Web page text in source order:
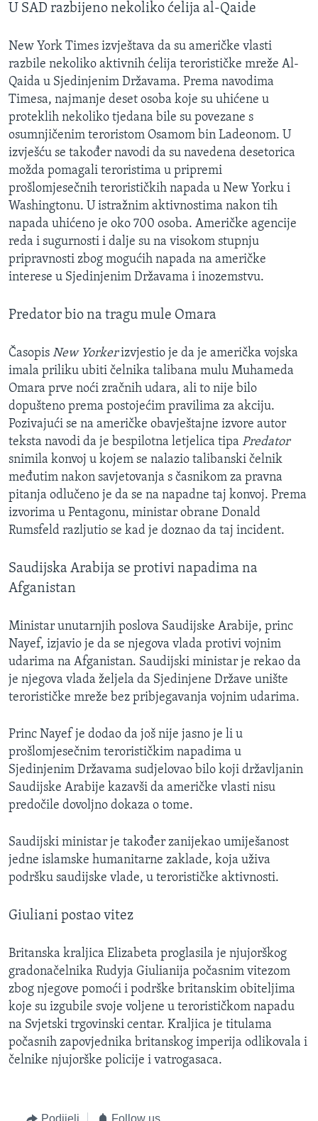
U SAD razbijeno nekoliko ćelija al-Qaide
New York Times izvještava da su američke vlasti
razbile nekoliko aktivnih ćelija terorističke mreže Al-
Qaida u Sjedinjenim Državama. Prema navodima
Timesa, najmanje deset osoba koje su uhićene u
proteklih nekoliko tjedana bile su povezane s
osumnjičenim teroristom Osamom bin Ladeonom. U
izvješću se također navodi da su navedena desetorica
možda pomagali teroristima u pripremi
prošlomjesečnih terorističkih napada u New Yorku i
Washingtonu. U istražnim aktivnostima nakon tih
napada uhićeno je oko 700 osoba. Američke agencije
reda i sugurnosti i dalje su na visokom stupnju
pripravnosti zbog mogućih napada na američke
interese u Sjedinjenim Državama i inozemstvu.
Predator bio na tragu mule Omara
Časopis New Yorkerizvjestio je da je američka vojska
imala priliku ubiti čelnika talibana mulu Muhameda
Omara prve noći zračnih udara, ali to nije bilo
dopušteno prema postojećim pravilima za akciju.
Pozivajući se na američke obavještajne izvore autor
teksta navodi da je bespilotna letjelica tipa Predator
snimila konvoj u kojem se nalazio talibanski čelnik
međutim nakon savjetovanja s časnikom za pravna
pitanja odlučeno je da se na napadne taj konvoj. Prema
izvorima u Pentagonu, ministar obrane Donald
Rumsfeld razljutio se kad je doznao da taj incident.
Saudijska Arabija se protivi napadima na
Afganistan
Ministar unutarnjih poslova Saudijske Arabije, princ
Nayef, izjavio je da se njegova vlada protivi vojnim
udarima na Afganistan. Saudijski ministar je rekao da
je njegova vlada željela da Sjedinjene Države unište
terorističke mreže bez pribjegavanja vojnim udarima.
Princ Nayef je dodao da još nije jasno je li u
prošlomjesečnim terorističkim napadima u
Sjedinjenim Državama sudjelovao bilo koji državljanin
Saudijske Arabije kazavši da američke vlasti nisu
predočile dovoljno dokaza o tome.
Saudijski ministar je također zanijekao umiješanost
jedne islamske humanitarne zaklade, koja uživa
podršku saudijske vlade, u terorističke aktivnosti.
Giuliani postao vitez
Britanska kraljica Elizabeta proglasila je njujorškog
gradonačelnika Rudyja Giulianija počasnim vitezom
zbog njegove pomoći i podrške britanskim obiteljima
koje su izgubile svoje voljene u terorističkom napadu
na Svjetski trgovinski centar. Kraljica je titulama
počasnih zapovjednika britanskog imperija odlikovala i
čelnike njujorške policije i vatrogasaca.
Podijeli Follow us